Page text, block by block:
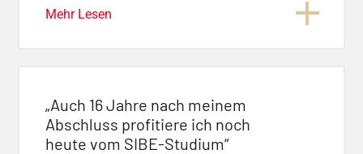
Mehr Lesen
„Auch 16 Jahre nach meinem
Abschluss profitiere ich noch
heute vom SIBE-Studium“